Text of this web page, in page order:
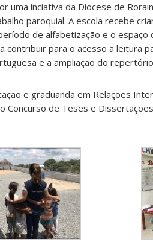
uma inciativa da Diocese de
paroquial. A escola recebe
de alfabetização e o espaço
contribuir para o acesso a leitura
e a ampliação do
e graduanda em Relações
de Teses e